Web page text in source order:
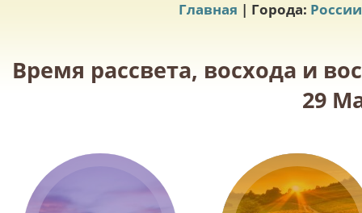
Главная | Города: России
Время рассвета, восхода и
29